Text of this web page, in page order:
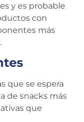
y es probable
con
más
que se espera
de snacks más
que